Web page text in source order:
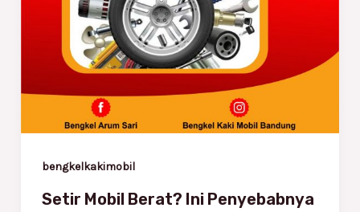
bengkelkakimobil
Setir Mobil Berat? Ini Penyebabnya